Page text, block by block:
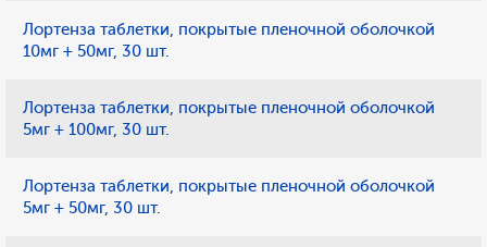
Лортенза таблетки, покрытые пленочной оболочкой
10мг + 50мг, 30 шт.
Лортенза таблетки, покрытые пленочной оболочкой
5мг + 100мг, 30 шт.
Лортенза таблетки, покрытые пленочной оболочкой
5мг + 50мг, 30 шт.